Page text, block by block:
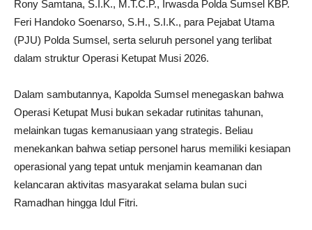
Rony Samtana, S.I.K., M.T.C.P., Irwasda Polda Sumsel KBP.
Feri Handoko Soenarso, S.H., S.I.K., para Pejabat Utama
(PJU) Polda Sumsel, serta seluruh personel yang terlibat
dalam struktur Operasi Ketupat Musi 2026.
Dalam sambutannya, Kapolda Sumsel menegaskan bahwa
Operasi Ketupat Musi bukan sekadar rutinitas tahunan,
melainkan tugas kemanusiaan yang strategis. Beliau
menekankan bahwa setiap personel harus memiliki kesiapan
operasional yang tepat untuk menjamin keamanan dan
kelancaran aktivitas masyarakat selama bulan suci
Ramadhan hingga Idul Fitri.